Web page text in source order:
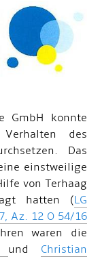
GmbH konnte
des
Das
einstweilige
von Terhaag
hatten (LG
Az. 12 O 54/16
waren die
und Christian